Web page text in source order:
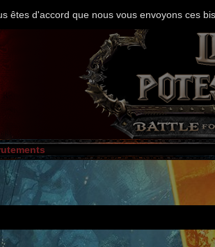
êtes d'accord que nous vous envoyons ces